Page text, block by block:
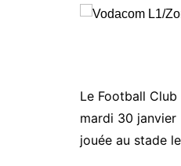
Le Football
mardi 30 janvier
jouée au stade